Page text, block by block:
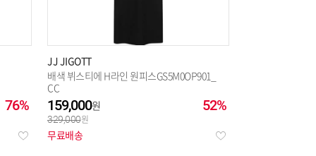
76%
JJ JIGOTT
배색 뷔스티에 H라인 원피스GS5M0OP901_
CC
52%
159,000
329,000
무료배송